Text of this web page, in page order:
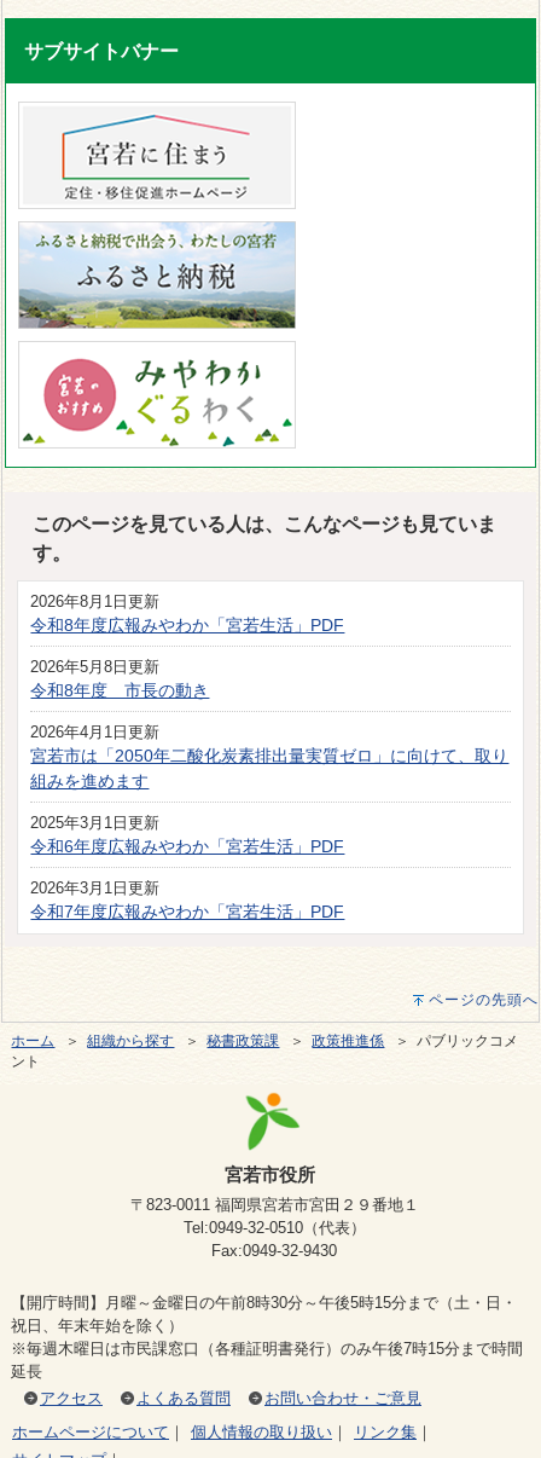
サブサイトバナー
このページを見ている人は、こんなページも見ていま
す。
2026年8月1日更新
令和8年度広報みやわか「宮若生活」PDF
2026年5月8日更新
令和8年度 市長の動き
2026年4月1日更新
宮若市は「2050年二酸化炭素排出量実質ゼロ」に向けて、取り
組みを進めます
2025年3月1日更新
令和6年度広報みやわか「宮若生活」PDF
2026年3月1日更新
令和7年度広報みやわか「宮若生活」PDF
ページの先頭へ
ホーム ＞組織から探す ＞秘書政策課 ＞政策推進係 ＞ パブリックコメ
ント
宮若市役所
〒823-0011 福岡県宮若市宮田２９番地１
Tel:0949-32-0510（代表）
Fax:0949-32-9430
【開庁時間】月曜～金曜日の午前8時30分～午後5時15分まで（土・日・
祝日、年末年始を除く）
※毎週木曜日は市民課窓口（各種証明書発行）のみ午後7時15分まで時間
延長
アクセス
よくある質問
お問い合わせ・ご意見
ホームページについて ｜ 個人情報の取り扱い ｜ リンク集 ｜